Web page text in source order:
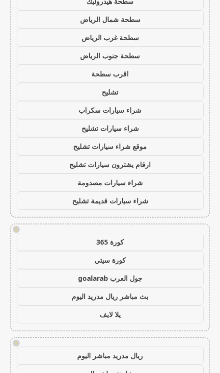
سطحة شمال الرياض
سطحة غرب الرياض
سطحة جنوب الرياض
اقرب سطحة
تشليح
شراء سيارات سكراب
شراء سيارات تشليح
موقع شراء سيارات تشليح
ارقام يشترون سيارات تشليح
شراء سيارات مصدومة
شراء سيارات قديمة تشليح
!
كورة 365
كورة سيتي
جول العرب goalarab
بث مباشر ريال مدريد اليوم
يلا لايف
!
ريال مدريد مباشر اليوم